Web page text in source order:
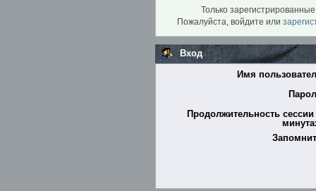
Только
Пожалуйста, войдите или
Вход
Имя
Продолжительность сессии